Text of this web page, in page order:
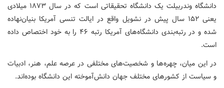
دانشگاه وندربیلت یک دانشگاه تحقیقاتی است که در سال ۱۸۷۳ میلادی
یعنی ۱۵۲ سال پیش در نشویل واقع در ایالت تنسی آمریکا بنیان‌نهاده
شده و در رتبه‌بندی دانشگاه‌های آمریکا رتبه ۴۶ را به خود اختصاص داده
است.
در این میان، چهره‌ها و شخصیت‌های مختلفی در عرصه علم، هنر، ادبیات
و سیاست از کشورهای مختلف جهان دانش‌آموخته این دانشگاه بوده‌اند.